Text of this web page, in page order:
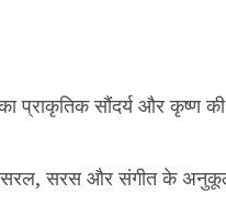
प्राकृतिक सौंदर्य और कृष्ण
सरल, सरस और संगीत के